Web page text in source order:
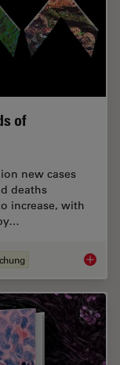
of
new cases
deaths
increase, with